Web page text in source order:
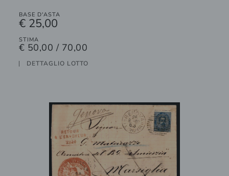
BASE D'ASTA
€ 25,00
STIMA
€ 50,00 / 70,00
DETTAGLIO LOTTO